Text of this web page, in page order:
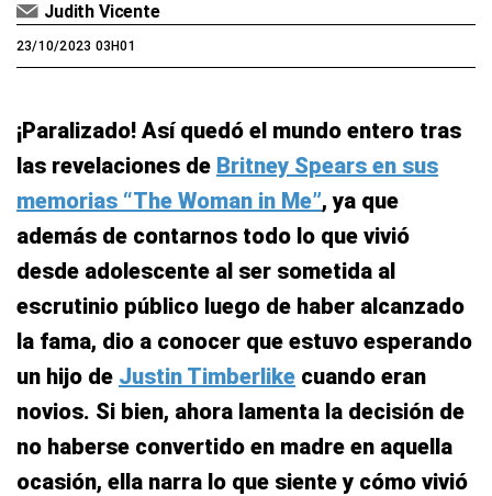
Judith Vicente
23/10/2023 03H01
¡Paralizado! Así quedó el mundo entero tras
las revelaciones de Britney Spears en sus
memorias “The Woman in Me”, ya que
además de contarnos todo lo que vivió
desde adolescente al ser sometida al
escrutinio público luego de haber alcanzado
la fama, dio a conocer que estuvo esperando
un hijo de Justin Timberlike cuando eran
novios. Si bien, ahora lamenta la decisión de
no haberse convertido en madre en aquella
ocasión, ella narra lo que siente y cómo vivió